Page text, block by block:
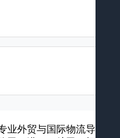
业外贸与国际物流导航平